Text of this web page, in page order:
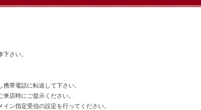
さい。
帯電話に転送して下さい。
店時にご提示ください。
ン指定受信の設定を行ってください。